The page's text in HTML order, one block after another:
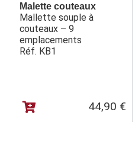
Malette couteaux
Mallette souple à
couteaux – 9
emplacements
Réf. KB1
44,90 €